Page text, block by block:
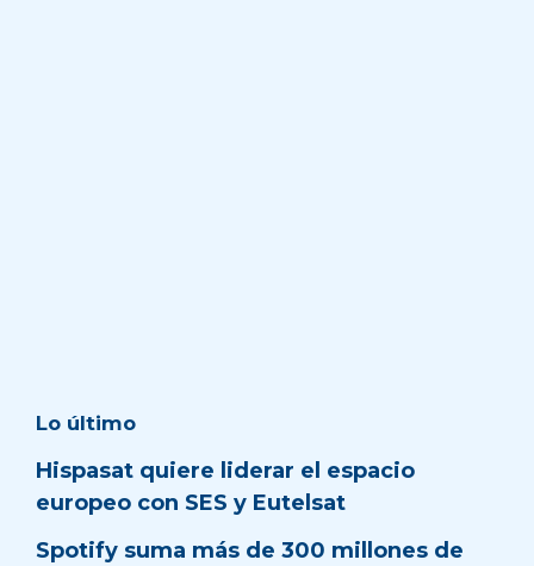
Lo último
Hispasat quiere liderar el espacio
europeo con SES y Eutelsat
Spotify suma más de 300 millones de